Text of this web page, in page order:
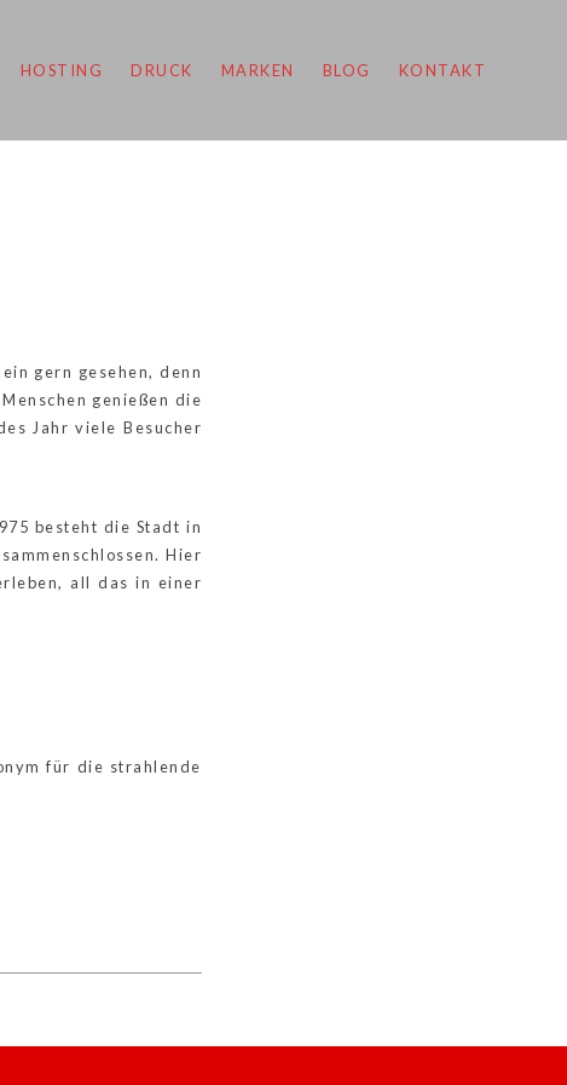
HOSTING DRUCK MARKEN BLOG KONTAKT
gern gesehen, denn
genießen die
Jahr viele Besucher
besteht die Stadt in
Hier
all das in einer
für die strahlende